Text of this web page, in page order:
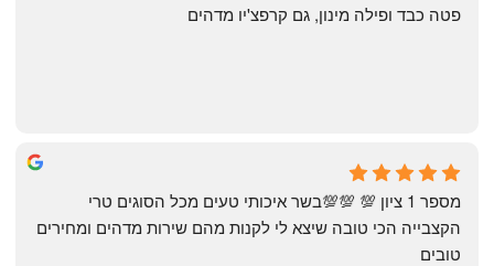
The Artechology
a year ago
פטה כבד ופילה מינון, גם קרפצ'יו מדהים
טובים